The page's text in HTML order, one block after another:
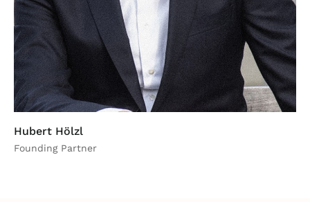
Hubert Hölzl
Founding Partner